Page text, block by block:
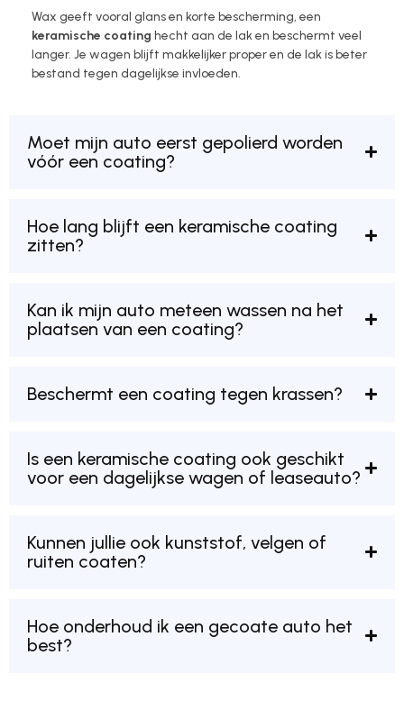
Wax geeft vooral glans en korte bescherming, een
keramische coating hecht aan de lak en beschermt veel
langer. Je wagen blijft makkelijker proper en de lak is beter
bestand tegen dagelijkse invloeden.
Moet mijn auto eerst gepolierd worden
vóór een coating?
Hoe lang blijft een keramische coating
zitten?
Kan ik mijn auto meteen wassen na het
plaatsen van een coating?
Beschermt een coating tegen krassen?
Is een keramische coating ook geschikt
voor een dagelijkse wagen of leaseauto?
Kunnen jullie ook kunststof, velgen of
ruiten coaten?
Hoe onderhoud ik een gecoate auto het
best?